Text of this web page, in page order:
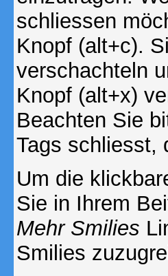
schliessen
Knopf (alt+c).
verschachteln
Knopf (alt+x)
Beachten Sie
Tags schliesst,
Um die
Sie in Ihrem
Mehr Smilies
Smilies